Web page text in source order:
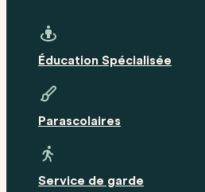
Éducation Spécialisée
Parascolaires
Service de garde